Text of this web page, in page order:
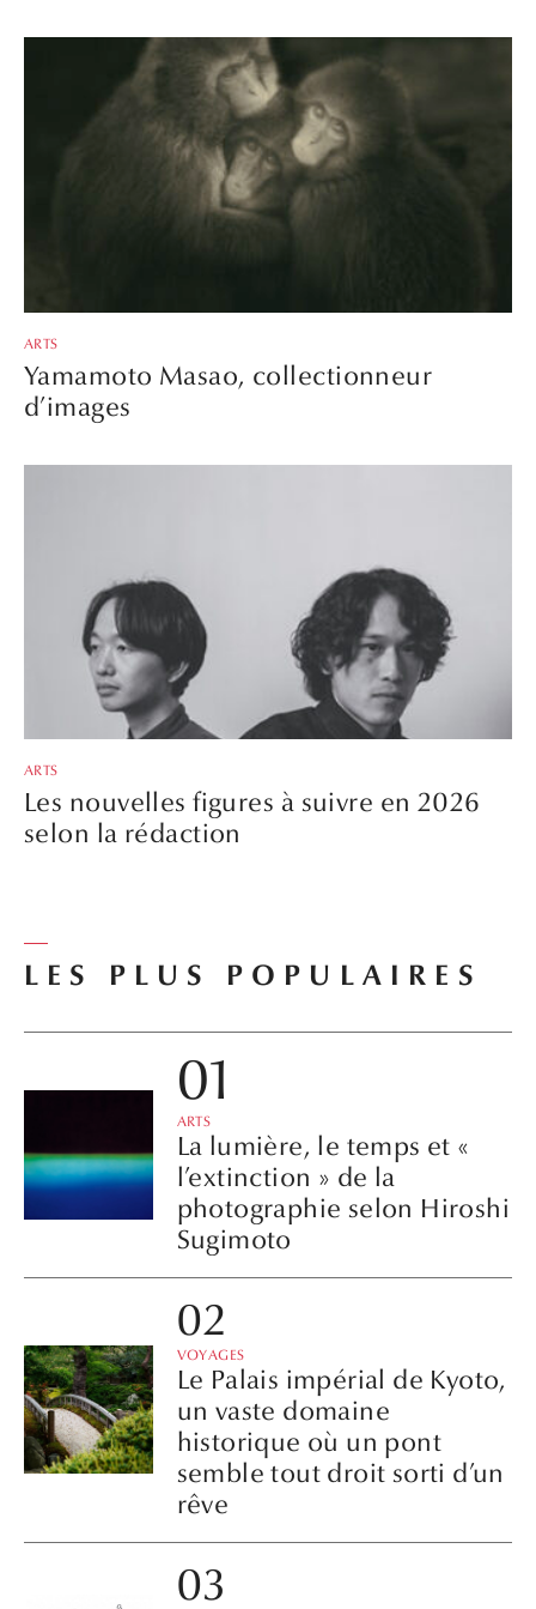
ARTS
Yamamoto Masao, collectionneur
d’images
ARTS
Les nouvelles figures à suivre en 2026
selon la rédaction
LES PLUS POPULAIRES
ARTS
La lumière, le temps et «
l’extinction » de la
photographie selon Hiroshi
Sugimoto
VOYAGES
Le Palais impérial de Kyoto,
un vaste domaine
historique où un pont
semble tout droit sorti d’un
rêve